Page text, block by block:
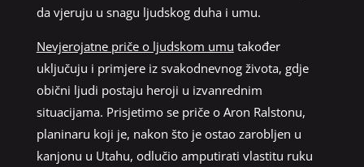
da vjeruju u snagu ljudskog duha i umu.
Nevjerojatne priče o ljudskom umu također
uključuju i primjere iz svakodnevnog života, gdje
obični ljudi postaju heroji u izvanrednim
situacijama. Prisjetimo se priče o Aron Ralstonu,
planinaru koji je, nakon što je ostao zarobljen u
kanjonu u Utahu, odlučio amputirati vlastitu ruku